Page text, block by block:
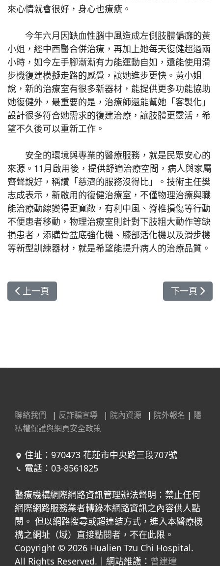
來心情就會很好，身心也療癒。
今年六月因缺血性腦中風造成左側肢體偏癱的黃
小姐，經中西醫合併治療，再加上她每天復健超過兩
小時，如今左手腳漸漸有力能運動自如，還能使用滑
步機復建模擬走路的感覺，讓她進步更快。黃小姐
說，新的治療室有很多新器材，能提供更多功能協助
她復健外，最重要的是，治療師還能幫她「客製化」
設計很多符合她需求的復建治療，讓肢體更靈活，希
望不久後可以重新工作。
安全的環境與專業的醫療服務，就是民眾安心的
來源。11月啟用後，提供舒適治療空間，病人與家屬
齊聲說好，稱讚「慈濟的服務沒得比」。技術主任樊
志成表示，新啟用的復健治療室，不僅物理治療與職
能治療動線變得更寬敞，有利中風、脊椎損傷等行動
不便患者移動，物理治療室則針對下肢粗大動作等缺
損患者，添購骨盆底強化機、膝部活化機以及滑步機
等新型訓練器材，就是希望能提升病人的治療品質。
上一篇文章: 醫療與美感 超級微創雷射靜脈曲張切
上一頁 下一篇文章
下一頁
聯絡我們 | 反詐騙宣導 | 院內資源 | 院外報名 | 隱
私權保護與網頁安全政策
住址：970473 花蓮市中央路三段707號
電話：03-8561825
醫療機構網際網路資訊管理辦法聲明：禁止任何
網際網路服務業者轉錄本網路資訊之內容供人點
閱。 但以網路搜尋或超連結方式，進入本醫療機
構之網址（域）直接點閱者，不在此限。
Copyright © 2026 Hualien Tzu Chi Hospital.
All Rights Reserved.｜網站維護： 曾建瑋